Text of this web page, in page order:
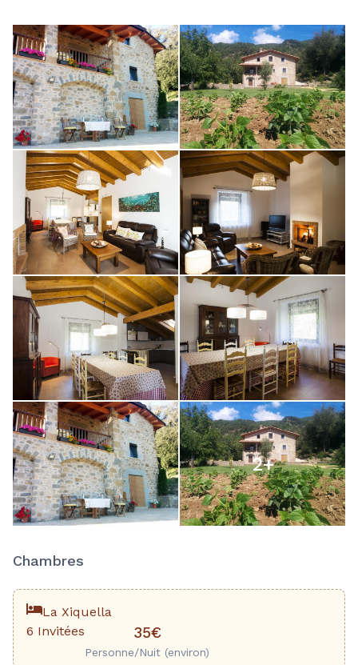
2+
Chambres
La Xiquella
6 Invitées
35€
Personne/Nuit (environ)